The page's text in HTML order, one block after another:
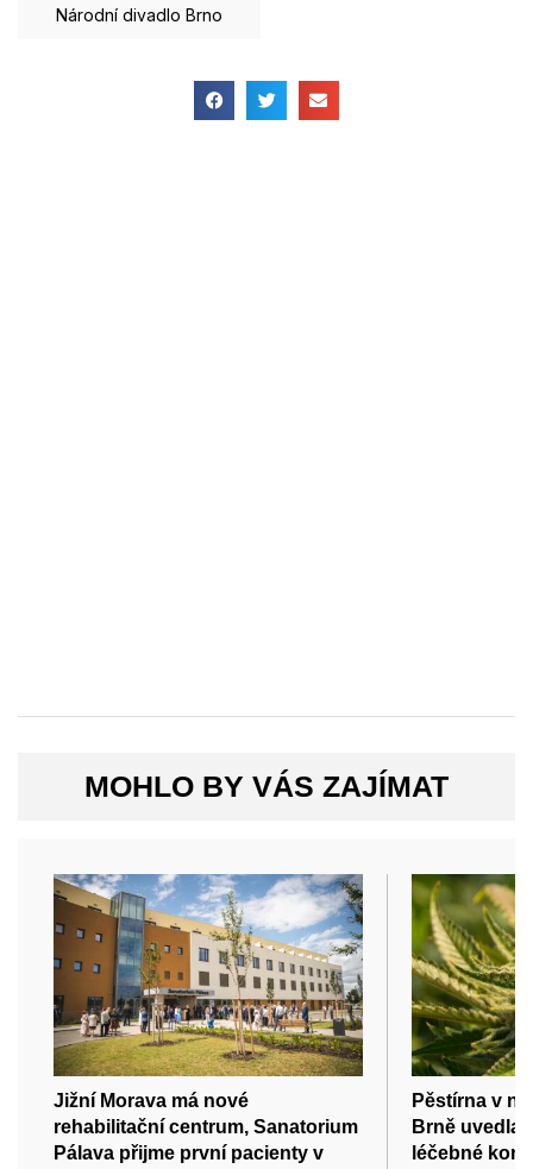
Národní divadlo Brno
MOHLO BY VÁS ZAJÍMAT
Jižní Morava má nové
rehabilitační centrum, Sanatorium
Pálava přijme první pacienty v
Pěstírna v
Brně uvedla
léčebné